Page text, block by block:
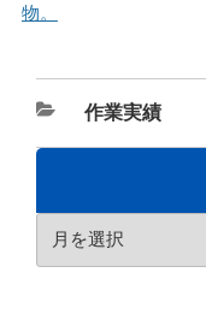
物。
カ
テ
ー
作業実績